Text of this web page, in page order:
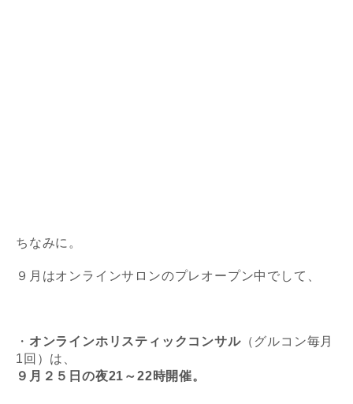
ちなみに。
９月はオンラインサロンのプレオープン中でして、
・ オンラインホリスティックコンサル（グルコン毎月
1回）は、
９月２５日の夜21～22時開催。